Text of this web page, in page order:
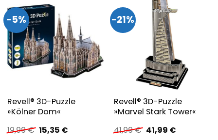
-5%
Revell® 3D-Puzzle
»Kölner Dom«
19,99€ Ursprünglicher
Preis
15,35 €Aktueller
-21%
Revell® 3D-Puzzle
»Marvel Stark Tower«
41,99€ Ursprünglicher
Preis
41,99 €Aktueller